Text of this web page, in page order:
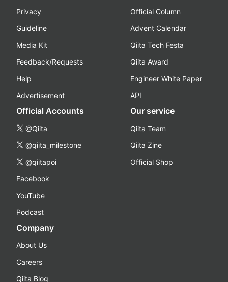
Privacy
Guideline
Media Kit
Feedback/Requests
Help
Advertisement
Official Column
Advent Calendar
Qiita Tech Festa
Qiita Award
Engineer White Paper
API
Official Accounts
@Qiita
@qiita_milestone
@qiitapoi
Facebook
YouTube
Podcast
Our service
Qiita Team
Qiita Zine
Official Shop
Company
About Us
Careers
Qiita Blog